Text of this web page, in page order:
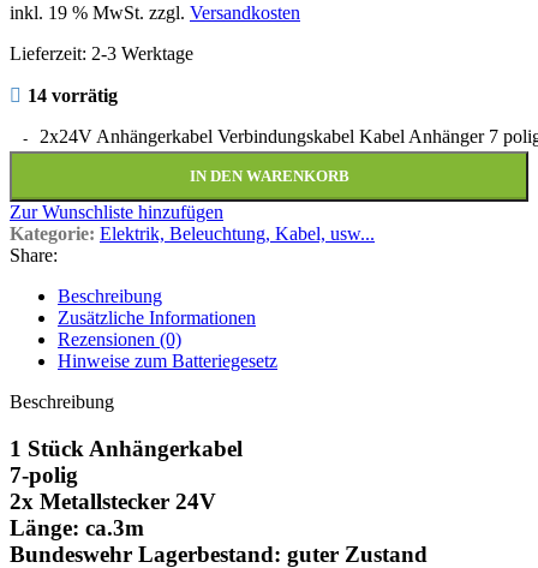
inkl. 19 % MwSt. zzgl. Versandkosten
Lieferzeit: 2-3 Werktage
14 vorrätig
2x24V Anhängerkabel Verbindungskabel Kabel Anhänger 7
IN DEN WARENKORB
Zur Wunschliste hinzufügen
Kategorie: Elektrik, Beleuchtung, Kabel, usw...
Share:
Beschreibung
Zusätzliche Informationen
Rezensionen (0)
Hinweise zum Batteriegesetz
Beschreibung
1 Stück Anhängerkabel
7-polig
2x Metallstecker 24V
Länge: ca.3m
Bundeswehr Lagerbestand: guter Zustand